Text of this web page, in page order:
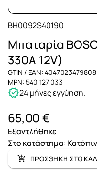
BH0092S40190
Μπαταρία
330A 12V)
GTIN / EAN: 4047023479808
MPN: 540 127 033
24 μήνες εγγύηση.
65,00 €
Εξαντλήθηκε
Στο κατάστημα:
ΠΡΟΣΘΗΚΗ ΣΤΟ